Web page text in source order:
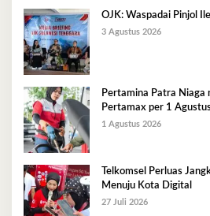
OJK: Waspadai Pinjol
3 Agustus 2026
Pertamina Patra Niaga
Pertamax per 1
1 Agustus 2026
Telkomsel Perluas
Menuju Kota Digital
27 Juli 2026